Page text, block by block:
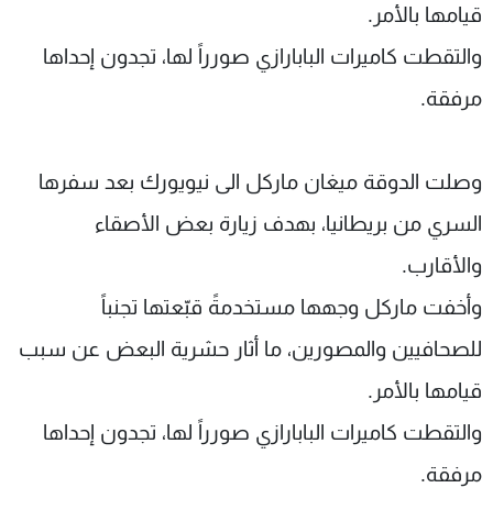
قيامها بالأمر .
والتقطت كاميرات البابارازي صورراً لها، تجدون إحداها
مرفقة.
وصلت الدوقة ميغان ماركل الى نيويورك بعد سفرها
السري من بريطانيا، بهدف زيارة بعض الأصقاء
والأقارب.
وأخفت ماركل وجهها مستخدمةً قبّعتها تجنباً
للصحافيين والمصورين، ما أثار حشرية البعض عن سبب
قيامها بالأمر .
والتقطت كاميرات البابارازي صورراً لها، تجدون إحداها
مرفقة.